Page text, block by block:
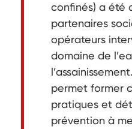
confinés) a été
partenaires
opérateurs
domaine de
permet former
pratiques et
prévention à